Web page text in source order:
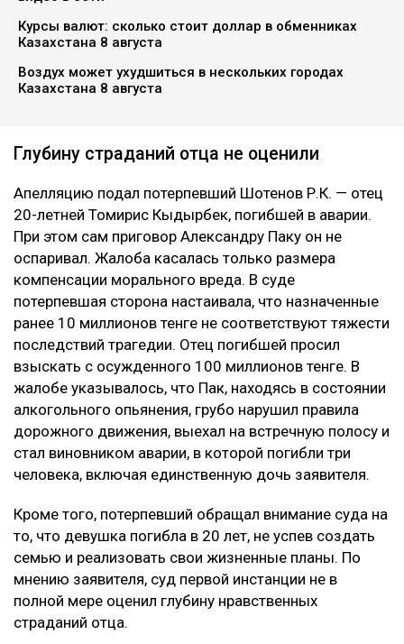
Курсы валют: сколько стоит доллар в обменниках
Казахстана 8 августа
Воздух может ухудшиться в нескольких городах
Казахстана 8 августа
Глубину страданий отца не оценили
Апелляцию подал потерпевший Шотенов Р.К. — отец
20-летней Томирис Кыдырбек, погибшей в аварии.
При этом сам приговор Александру Паку он не
оспаривал. Жалоба касалась только размера
компенсации морального вреда. В суде
потерпевшая сторона настаивала, что назначенные
ранее 10 миллионов тенге не соответствуют тяжести
последствий трагедии. Отец погибшей просил
взыскать с осужденного 100 миллионов тенге. В
жалобе указывалось, что Пак, находясь в состоянии
алкогольного опьянения, грубо нарушил правила
дорожного движения, выехал на встречную полосу и
стал виновником аварии, в которой погибли три
человека, включая единственную дочь заявителя.
Кроме того, потерпевший обращал внимание суда на
то, что девушка погибла в 20 лет, не успев создать
семью и реализовать свои жизненные планы. По
мнению заявителя, суд первой инстанции не в
полной мере оценил глубину нравственных
страданий отца.